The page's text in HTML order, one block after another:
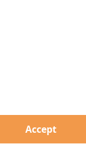
rezervate.
Accept